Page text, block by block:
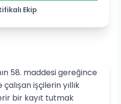
Ekip
58. maddesi gereğince
işçilerin yıllık
bir kayıt tutmak